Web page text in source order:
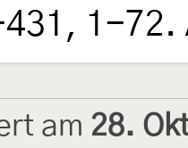
1-72.
am 28.